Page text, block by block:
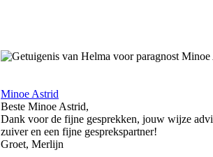
Minoe Astrid
Beste Minoe Astrid,
Dank voor de fijne gesprekken, jouw wijze
zuiver en een fijne gesprekspartner!
Groet, Merlijn